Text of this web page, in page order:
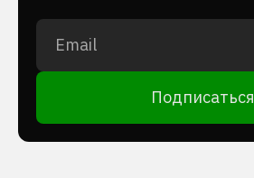
Подписаться